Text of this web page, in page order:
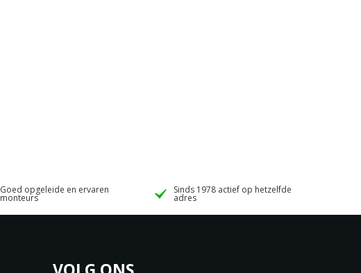
Goed opgeleide en ervaren
monteurs
Sinds 1978 actief op hetzelfde
adres